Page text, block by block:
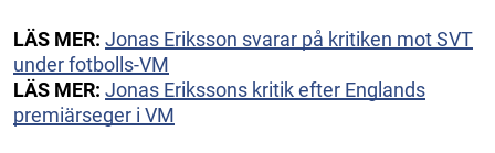
LÄS MER: Jonas Eriksson svarar på kritiken mot SVT
under fotbolls-VM
LÄS MER: Jonas Erikssons kritik efter Englands
premiärseger i VM